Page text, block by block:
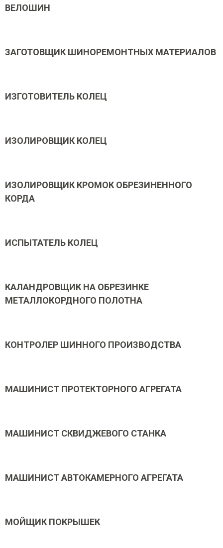
ВЕЛОШИН
ЗАГОТОВЩИК ШИНОРЕМОНТНЫХ МАТЕРИАЛОВ
ИЗГОТОВИТЕЛЬ КОЛЕЦ
ИЗОЛИРОВЩИК КОЛЕЦ
ИЗОЛИРОВЩИК КРОМОК ОБРЕЗИНЕННОГО
КОРДА
ИСПЫТАТЕЛЬ КОЛЕЦ
КАЛАНДРОВЩИК НА ОБРЕЗИНКЕ
МЕТАЛЛОКОРДНОГО ПОЛОТНА
КОНТРОЛЕР ШИННОГО ПРОИЗВОДСТВА
МАШИНИСТ ПРОТЕКТОРНОГО АГРЕГАТА
МАШИНИСТ СКВИДЖЕВОГО СТАНКА
МАШИНИСТ АВТОКАМЕРНОГО АГРЕГАТА
МОЙЩИК ПОКРЫШЕК